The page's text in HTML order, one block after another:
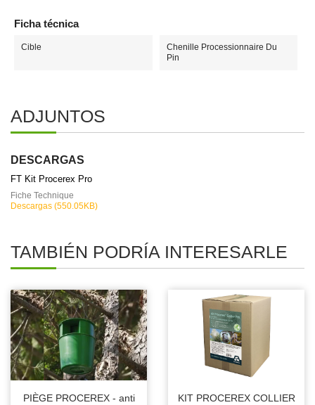
Ficha técnica
Cible
Chenille Processionnaire Du
Pin
ADJUNTOS
DESCARGAS
FT Kit Procerex Pro
Fiche Technique
Descargas (550.05KB)
TAMBIÉN PODRÍA INTERESARLE
PIÈGE PROCEREX - anti
KIT PROCEREX COLLIER